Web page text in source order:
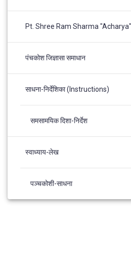
Pt. Shree Ram Sharma "Acharya"
पंचकोश जिज्ञासा समाधान
साधना-निर्देशिका (Instructions)
समसामयिक दिशा-निर्देश
स्वाध्याय-लेख
पञ्चकोशी-साधना